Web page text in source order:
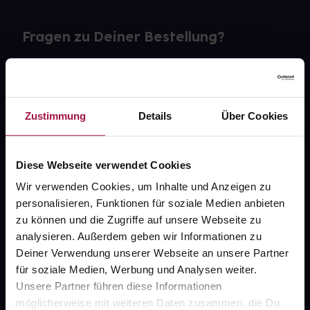
Zustimmung Details Über Cookies
Diese Webseite verwendet Cookies
Wir verwenden Cookies, um Inhalte und Anzeigen zu
personalisieren, Funktionen für soziale Medien anbieten
zu können und die Zugriffe auf unsere Webseite zu
analysieren. Außerdem geben wir Informationen zu
Deiner Verwendung unserer Webseite an unsere Partner
für soziale Medien, Werbung und Analysen weiter.
Unsere Partner führen diese Informationen
möglicherweise mit weiteren Daten zusammen, die Du
Fragen zu Deiner Bestellung?
gesund.de
Über uns
Karriere
Newsletter